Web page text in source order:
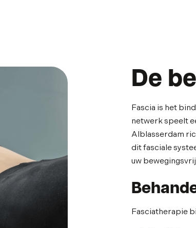
De
Fascia is het
netwerk speelt
Alblasserdam
dit fasciale
uw
Fasciatherapie